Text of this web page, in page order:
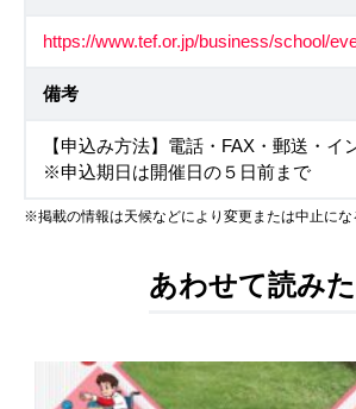
https://www.tef.or.jp/business/school/
備考
【申込み方法】電話・FAX・郵送・イ
※申込期日は開催日の５日前まで
※掲載の情報は天候などにより変更または中止にな
あわせて読み